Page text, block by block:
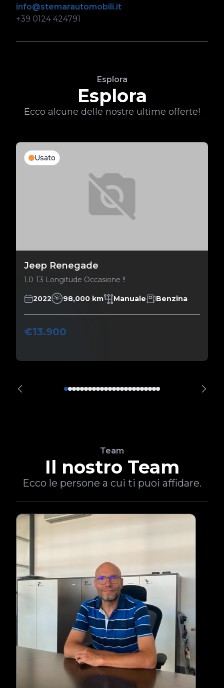
info@stemarautomobili.it
+39 0124 424791
Esplora
Esplora
Ecco alcune delle nostre ultime offerte!
Usato
Jeep Renegade
1.0 T3 Longitude Occasione !!
2022 98,000 km Manuale Benzina
€13.900
Team
Il nostro Team
Ecco le persone a cui ti puoi affidare.